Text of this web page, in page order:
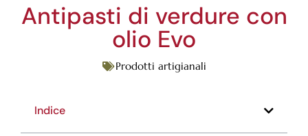
Antipasti di verdure con
olio Evo
Prodotti artigianali
Indice